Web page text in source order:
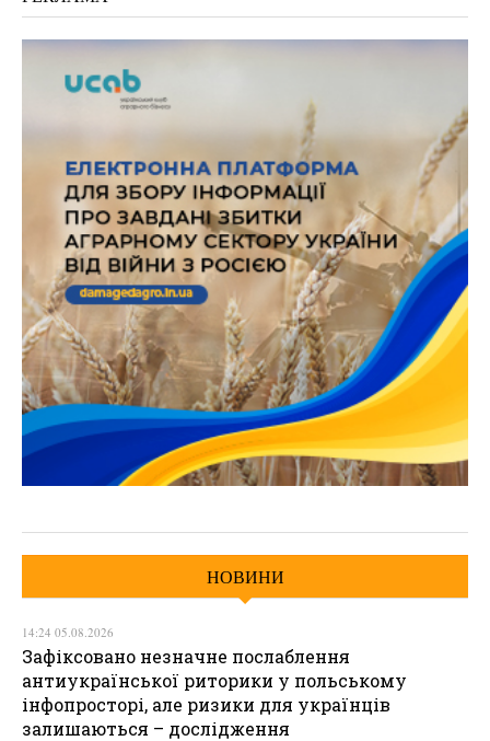
НОВИНИ
14:24 05.08.2026
Зафіксовано незначне послаблення
антиукраїнської риторики у польському
інфопросторі, але ризики для українців
залишаються – дослідження